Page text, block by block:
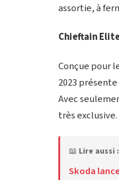
assortie, à
Chieftain
Conçue pour
2023
Avec
très exclusive.
📖 Lire aussi :
Skoda